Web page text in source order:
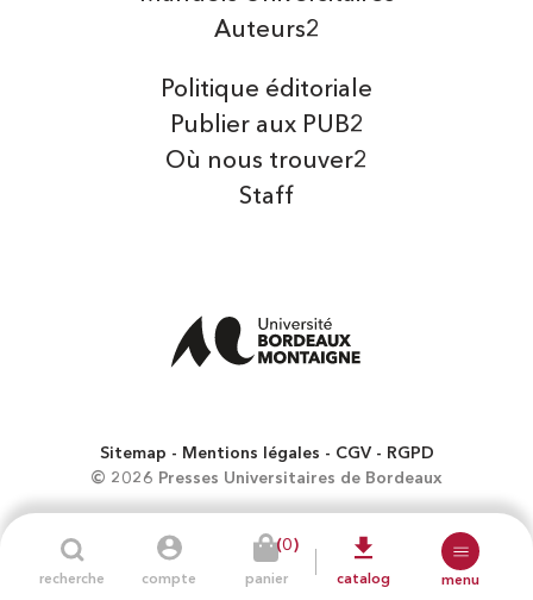
recherche compte
(0)
panier catalog menu
Auteurs2
Politique éditoriale
Publier aux PUB2
Où nous trouver2
Staff
Sitemap Mentions légales CGV
RGPD
© 2026 Presses Universitaires de Bordeaux